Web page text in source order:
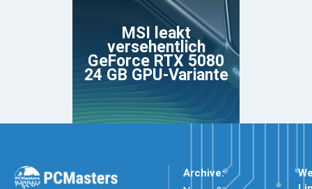
MSI leakt
versehentlich
GeForce RTX 5080
24 GB GPU-Variante
Archive: